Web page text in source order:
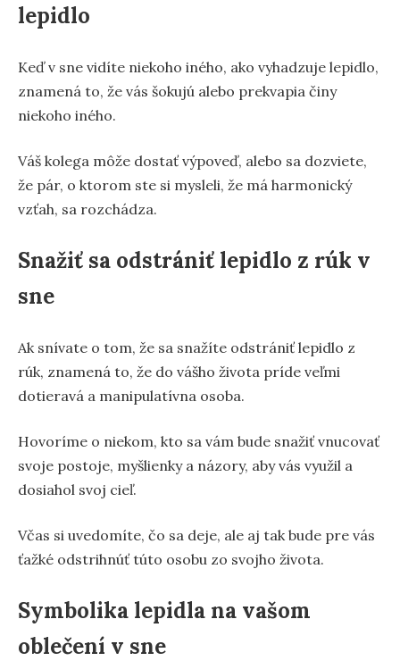
lepidlo
Keď v sne vidíte niekoho iného, ako vyhadzuje lepidlo,
znamená to, že vás šokujú alebo prekvapia činy
niekoho iného.
Váš kolega môže dostať výpoveď, alebo sa dozviete,
že pár, o ktorom ste si mysleli, že má harmonický
vzťah, sa rozchádza.
Snažiť sa odstrániť lepidlo z rúk v
sne
Ak snívate o tom, že sa snažíte odstrániť lepidlo z
rúk, znamená to, že do vášho života príde veľmi
dotieravá a manipulatívna osoba.
Hovoríme o niekom, kto sa vám bude snažiť vnucovať
svoje postoje, myšlienky a názory, aby vás využil a
dosiahol svoj cieľ.
Včas si uvedomíte, čo sa deje, ale aj tak bude pre vás
ťažké odstrihnúť túto osobu zo svojho života.
Symbolika lepidla na vašom
oblečení v sne